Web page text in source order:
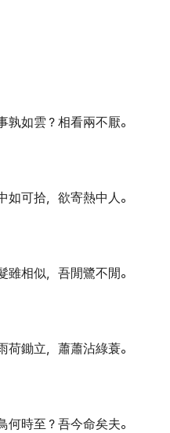
如雲？相看兩不厭。
可拾，欲寄熱中人。
相似，吾閒鷺不閒。
鋤立，蕭蕭沾綠蓑。
時至？吾今命矣夫。